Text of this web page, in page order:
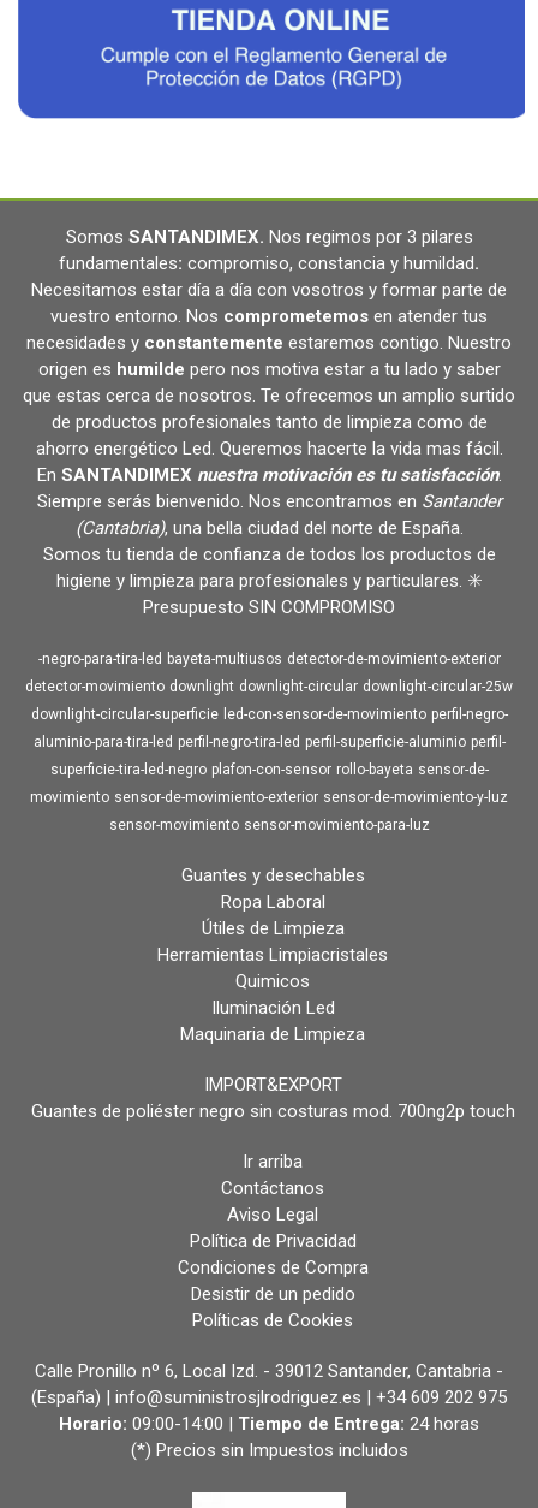
Somos SANTANDIMEX. Nos regimos por 3 pilares
fundamentales: compromiso, constancia y humildad.
Necesitamos estar día a día con vosotros y formar parte de
vuestro entorno. Nos comprometemos en atender tus
necesidades y constantemente estaremos contigo. Nuestro
origen es humilde pero nos motiva estar a tu lado y saber
que estas cerca de nosotros. Te ofrecemos un amplio surtido
de productos profesionales tanto de limpieza como de
ahorro energético Led. Queremos hacerte la vida mas fácil.
En SANTANDIMEX nuestra motivación es tu satisfacción.
Siempre serás bienvenido. Nos encontramos en Santander
(Cantabria), una bella ciudad del norte de España.
Somos tu tienda de confianza de todos los productos de
higiene y limpieza para profesionales y particulares. ✳️
Presupuesto SIN COMPROMISO
-negro-para-tira-led bayeta-multiusos detector-de-movimiento-exterior
detector-movimiento downlight downlight-circular downlight-circular-25w
downlight-circular-superficie
led-con-sensor-de-movimiento perfil-negro-
aluminio-para-tira-led perfil-negro-tira-led perfil-superficie-aluminio perfil-
superficie-tira-led-negro plafon-con-sensor rollo-bayeta sensor-de-
movimiento sensor-de-movimiento-exterior sensor-de-movimiento-y-luz
sensor-movimiento sensor-movimiento-para-luz
Guantes y desechables
Ropa Laboral
Útiles de Limpieza
Herramientas Limpiacristales
Quimicos
Iluminación Led
Maquinaria de Limpieza
IMPORT&EXPORT
Guantes de poliéster negro sin costuras mod. 700ng2p touch
Ir arriba
Contáctanos
Aviso Legal
Política de Privacidad
Condiciones de Compra
Desistir de un pedido
Políticas de Cookies
Calle Pronillo nº 6, Local Izd. - 39012 Santander, Cantabria -
(España) | info@suministrosjlrodriguez.es | +34 609 202 975
Horario: 09:00-14:00 | Tiempo de Entrega: 24 horas
(*) Precios sin Impuestos incluidos